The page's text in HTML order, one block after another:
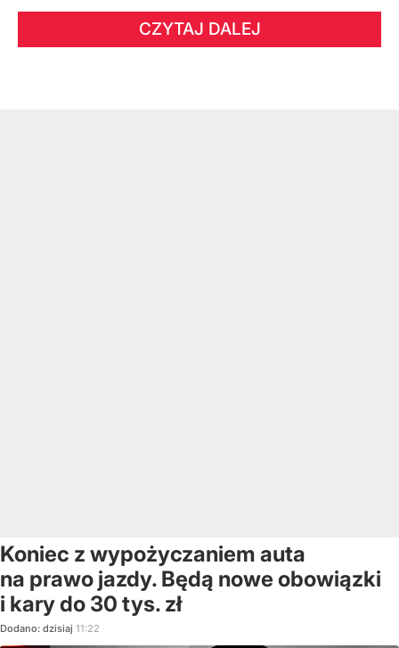
CZYTAJ DALEJ
Koniec z wypożyczaniem auta
na prawo jazdy. Będą nowe obowiązki
i kary do 30 tys. zł
Dodano: dzisiaj 11:22